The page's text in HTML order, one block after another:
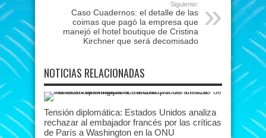
Siguiente:
Caso Cuadernos: el detalle de las
coimas que pagó la empresa que
manejó el hotel boutique de Cristina
Kirchner que será decomisado
NOTICIAS RELACIONADAS
Tensión diplomática: Estados Unidos analiza
rechazar al embajador francés por las críticas
de París a Washington en la ONU